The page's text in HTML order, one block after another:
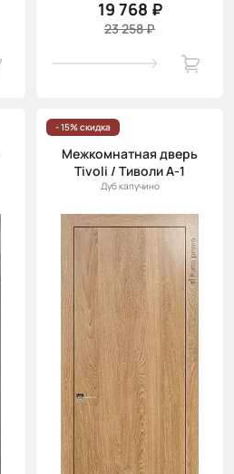
19 768 ₽
23 258 ₽
- 15% скидка
Межкомнатная дверь
Tivoli / Тиволи А-1
Дуб капучино